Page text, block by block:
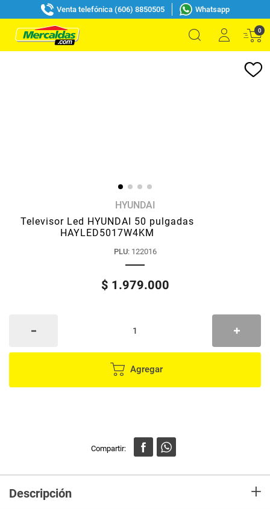
Venta telefónica (606) 8850505 Whatsapp
0
HYUNDAI
Televisor Led HYUNDAI 50 pulgadas
HAYLED5017W4KM
PLU: 122016
$ 1.979.000
Agregar
Descripción +